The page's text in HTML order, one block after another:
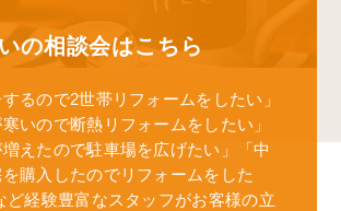
の相談会はこちら
するので2世帯リフォームをしたい」
寒いので断熱リフォームをしたい」
増えたので駐車場を広げたい」
「中
購入したのでリフォームをした
ど経験豊富なスタッフがお客様の立